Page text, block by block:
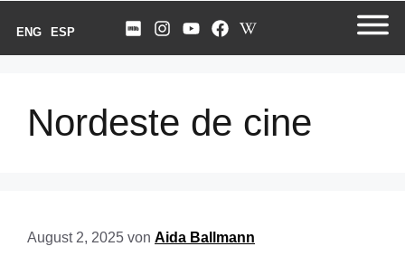
ENG ESP
Nordeste de cine
August 2, 2025 von Aida Ballmann